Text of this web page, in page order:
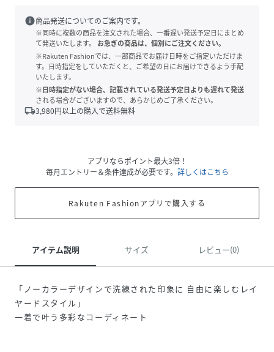
info商品発送についてのご案内です。
※同時に複数の商品を注文された場合、一番遅い発送予定日にまとめ
て発送いたします。
お急ぎの商品は、個別にご注文ください。
※Rakuten Fashionでは、一部商品でお届け日時をご指定いただけま
す。日時指定をしていただくと、ご希望の日にお届けできるよう手配
いたします。
※日時指定がない場合、記載されている発送予定日よりも遅れて発送
される場合がございますので、あらかじめご了承ください。
local_shipping3,980円以上の購入で送料無料
アプリならポイント最大3倍！
毎月エントリー＆条件達成が必要です。 詳しくはこちら
Rakuten Fashionアプリで購入する
アイテム説明 サイズ レビュー(0)
「ノーカラーデザインで洗練された印象に 自由に楽しむレイ
ヤードスタイル」
一着で叶う多彩なコーディネート